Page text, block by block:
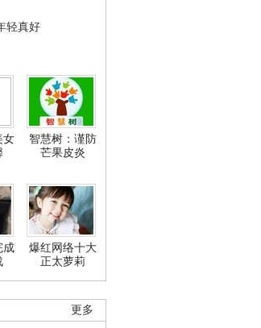
轻真好
女
智慧树：谨防
芒果皮炎
成
爆红网络十大
正太萝莉
更多